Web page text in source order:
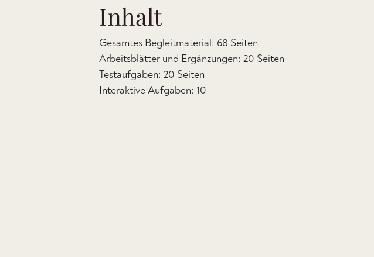
Inhalt
Gesamtes Begleitmaterial: 68 Seiten
Arbeitsblätter und Ergänzungen: 20 Seiten
Testaufgaben: 20 Seiten
Interaktive Aufgaben: 10